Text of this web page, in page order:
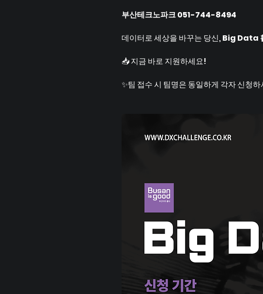
부산테크노파크 051-744-8494
데이터로 세상을 바꾸는 당신, Big Data
📥 지금 바로 지원하세요!
✨팀 접수 시 팀명은 동일하게 각자 신청